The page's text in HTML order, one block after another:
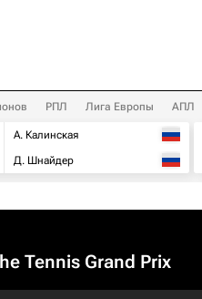
РПЛ Лига Европы АПЛ
А. Калинская
Д. Шнайдер
Tennis Grand Prix